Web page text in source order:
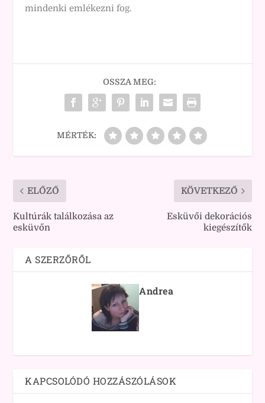
mindenki emlékezni fog.
OSSZA MEG:
MÉRTÉK:
ELŐZŐ
Kultúrák találkozása az
esküvőn
KÖVETKEZŐ
Esküvői dekorációs
kiegészítők
A SZERZŐRŐL
Andrea
KAPCSOLÓDÓ HOZZÁSZÓLÁSOK